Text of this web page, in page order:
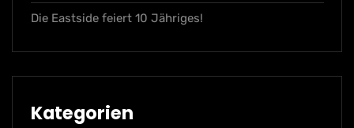
Die Eastside feiert 10 Jähriges!
Kategorien